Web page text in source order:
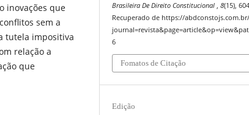
inovações que
sem a
tutela impositiva
relação a
que
Brasileira De Direito Constitucional,8(15),
Recuperado de https://
6
Fomatos de Citação
Edição